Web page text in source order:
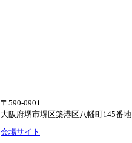
〒590-0901
大阪府堺市堺区築港区八幡町145番地
会場サイト